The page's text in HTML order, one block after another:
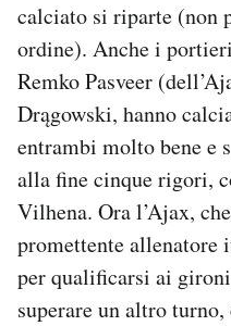
calciato si riparte (non
ordine). Anche i
Remko Pasveer
Drągowski, hanno
entrambi molto bene e
alla fine cinque rigori,
Vilhena. Ora l’Ajax,
promettente allenatore
per qualificarsi ai
superare un altro